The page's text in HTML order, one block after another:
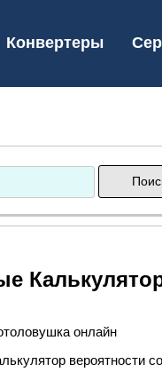
Конвертеры
онлайн
вероятности